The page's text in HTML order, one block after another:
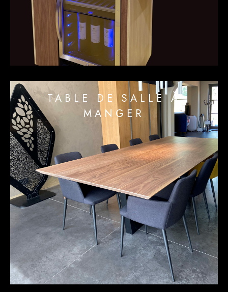
TABLE DE SALLE À
MANGER